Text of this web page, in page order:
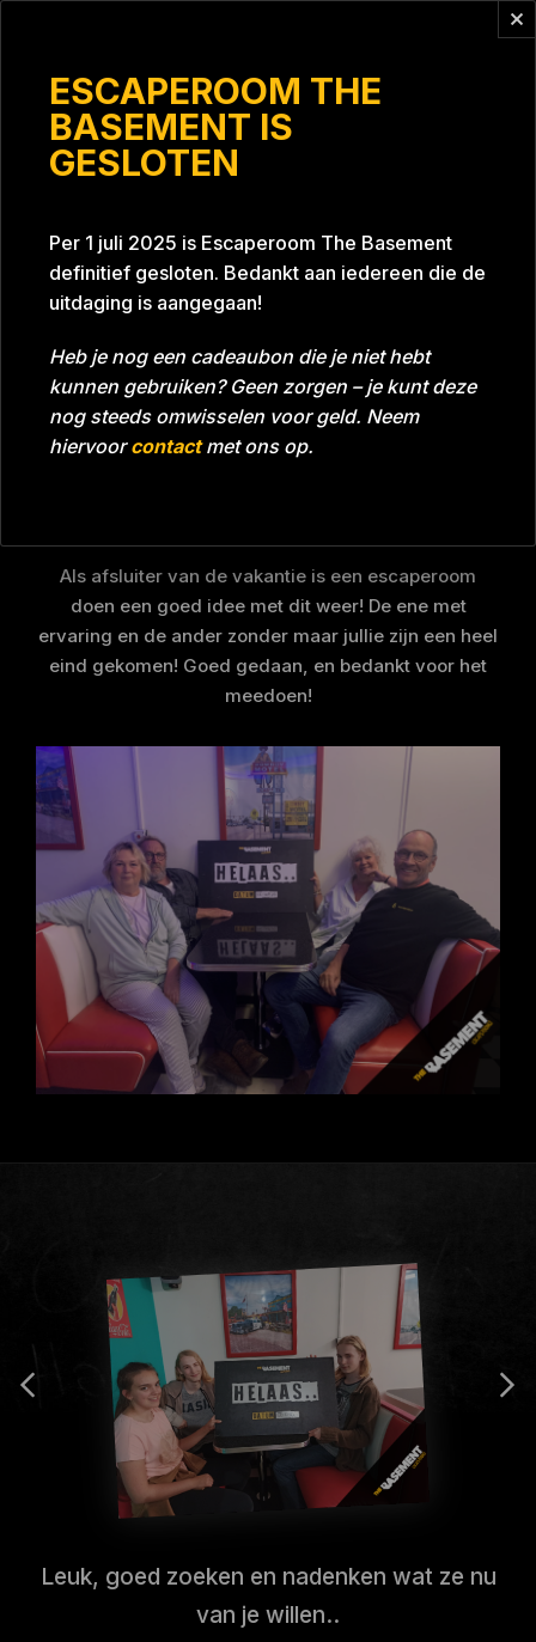
ESCAPEROOM THE
BASEMENT IS
GESLOTEN
Per 1 juli 2025 is Escaperoom The Basement
definitief gesloten. Bedankt aan iedereen die de
uitdaging is aangegaan!
Heb je nog een cadeaubon die je niet hebt
kunnen gebruiken? Geen zorgen – je kunt deze
nog steeds omwisselen voor geld. Neem
hiervoorcontactmet ons op.
Tijd Bijna gehaald Datum 01-08-2023
Room Grill With A Thrill
Als afsluiter van de vakantie is een escaperoom
doen een goed idee met dit weer! De ene met
ervaring en de ander zonder maar jullie zijn een heel
eind gekomen! Goed gedaan, en bedankt voor het
meedoen!
Leuk, goed zoeken en nadenken wat ze nu
van je willen..